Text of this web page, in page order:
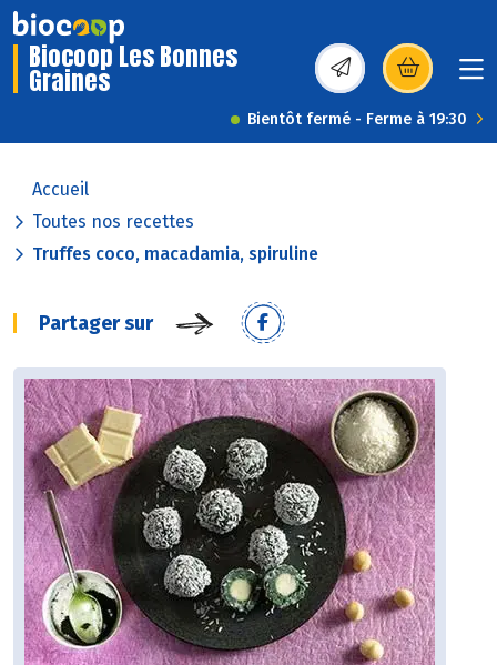
Biocoop Les Bonnes
Graines (s’ouvre dans une
Bientôt fermé - Ferme à 19:30
Accueil
Toutes nos recettes
Truffes coco, macadamia, spiruline
Partager sur